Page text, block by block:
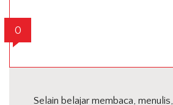
0
Selain belajar membaca,